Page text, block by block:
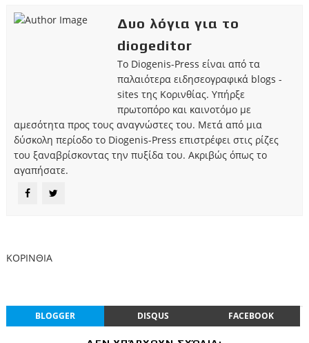
Δυο λόγια για το
diogeditor
Το Diogenis-Press είναι από τα
παλαιότερα ειδησεογραφικά blogs -
sites της Κορινθίας. Υπήρξε
πρωτοπόρο και καινοτόμο με
αμεσότητα προς τους αναγνώστες του. Μετά από μια
δύσκολη περίοδο το Diogenis-Press επιστρέφει στις ρίζες
του ξαναβρίσκοντας την πυξίδα του. Ακριβώς όπως το
αγαπήσατε.
ΚΟΡΙΝΘΙΑ
BLOGGER DISQUS FACEBOOK